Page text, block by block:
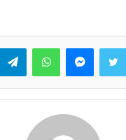
تويتر ماسنجرواتساب